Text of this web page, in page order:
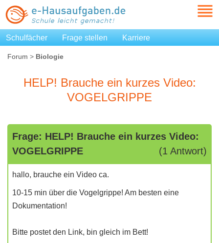
Schulfächer Frage stellen Karriere
Forum > Biologie
HELP! Brauche ein kurzes Video:
VOGELGRIPPE
Frage: HELP! Brauche ein kurzes Video:
VOGELGRIPPE
(1 Antwort)
hallo, brauche ein Video ca.
10-15 min über die Vogelgrippe! Am besten eine
Dokumentation!
Bitte postet den Link, bin gleich im Bett!